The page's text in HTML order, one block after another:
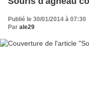
Publié le 30/01/2014 à 07:30
Par ale29